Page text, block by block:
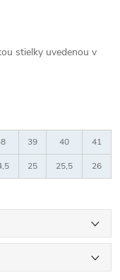
stielky uvedenou v
39 40 41
25 25,5 26